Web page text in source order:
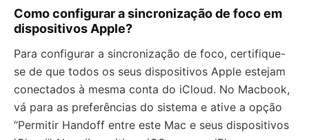
Como configurar a sincronização de foco em
dispositivos Apple?
Para configurar a sincronização de foco, certifique-
se de que todos os seus dispositivos Apple estejam
conectados à mesma conta do iCloud. No Macbook,
vá para as preferências do sistema e ative a opção
“Permitir Handoff entre este Mac e seus dispositivos